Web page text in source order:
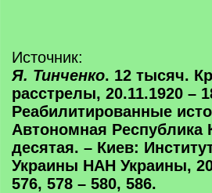
Источник:
Я. Тинченко. 12 тысяч.
расстрелы, 20.11.1920 –
Реабилитированные
Автономная Республика
десятая. – Киев:
Украины НАН Украины,
576, 578 – 580, 586.